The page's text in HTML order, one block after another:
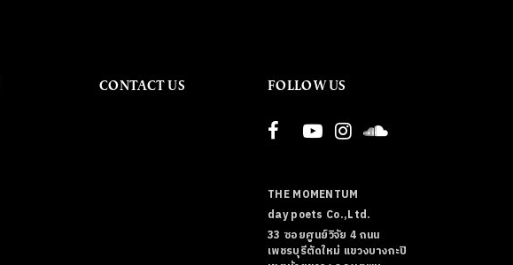
CONTACT US FOLLOW US
THE MOMENTUM
day poets Co.,Ltd.
33 ซอยศูนย์วิจัย 4 ถนน
เพชรบุรีตัดใหม่ แขวงบางกะปิ